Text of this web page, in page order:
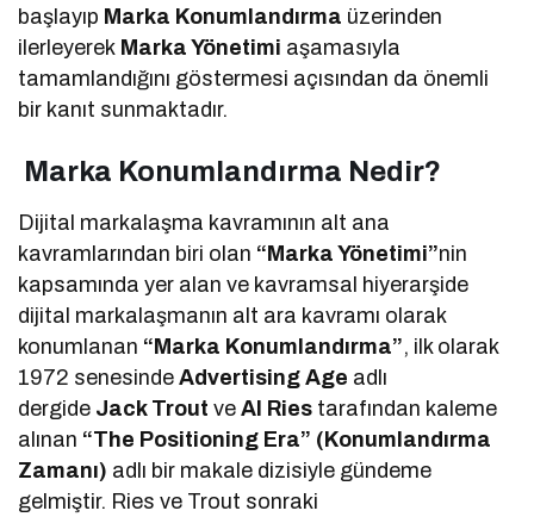
başlayıp Marka Konumlandırma üzerinden
ilerleyerek Marka Yönetimi aşamasıyla
tamamlandığını göstermesi açısından da önemli
bir kanıt sunmaktadır.
Marka Konumlandırma Nedir?
Dijital markalaşma kavramının alt ana
kavramlarından biri olan “Marka Yönetimi”nin
kapsamında yer alan ve kavramsal hiyerarşide
dijital markalaşmanın alt ara kavramı olarak
konumlanan “Marka Konumlandırma”, ilk olarak
1972 senesindeAdvertising Age adlı
dergide Jack Trout veAl Ries tarafından kaleme
alınan “The Positioning Era” (Konumlandırma
Zamanı) adlı bir makale dizisiyle gündeme
gelmiştir. Ries ve Trout sonraki